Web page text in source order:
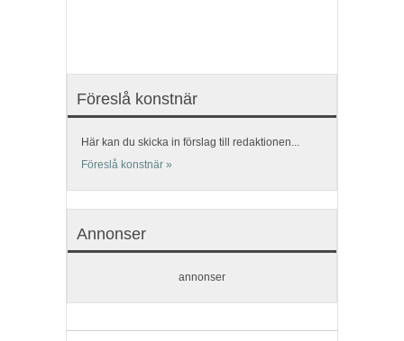
Föreslå konstnär
Här kan du skicka in förslag till redaktionen...
Föreslå konstnär »
Annonser
annonser